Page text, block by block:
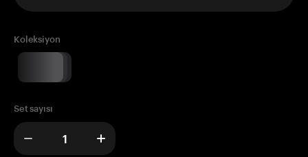
Koleksiyon
Set sayısı